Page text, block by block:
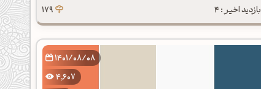
بازدید اخیر : 4 179
1401/08/08
4,607